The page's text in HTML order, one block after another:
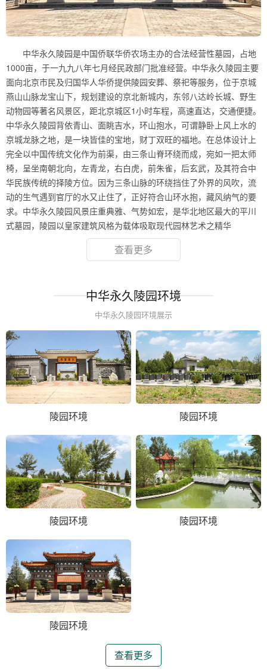
中华永久陵园是中国侨联华侨农场主办的合法经营性墓园，占地
1000亩，于一九九八年七月经民政部门批准经营。中华永久陵园主要
面向北京市民及归国华人华侨提供陵园安葬、祭祀等服务，位于京城
燕山山脉龙宝山下，规划建设的京北新城内，东邻八达岭长城、野生
动物园等著名风景区，距北京城区1小时车程，高速直达，交通便捷。
中华永久陵园背依青山、面眺吉水，环山抱水，可谓静卧上风上水的
京城龙脉之地，是一块皆佳的宝地，财丁双旺的福地。在总体设计上
完全以中国传统文化作为前渠，由三条山脊环绕而成，宛如一把太师
椅，呈坐南朝北向，左青龙，右白虎，前朱雀，后玄武，及其符合中
华民族传统的择陵方位。因为三条山脉的环绕挡住了外界的风吹，流
动的生气遇到官厅的水又止住了，正好符合山环水抱，藏风纳气的要
求。中华永久陵园风景庄重典雅、气势如宏，是华北地区最大的平川
式墓园，陵园以皇家建筑风格为载体吸取现代园林艺术之精华
查看更多
中华永久陵园环境
中华永久陵园环境展示
陵园环境 陵园环境
陵园环境 陵园环境
陵园环境
查看更多